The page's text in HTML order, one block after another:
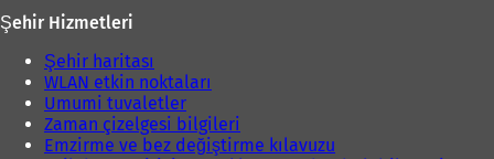
Şehir Hizmetleri
Şehir haritası
WLAN etkin noktaları
Umumi tuvaletler
Zaman çizelgesi bilgileri
Emzirme ve bez değiştirme kılavuzu